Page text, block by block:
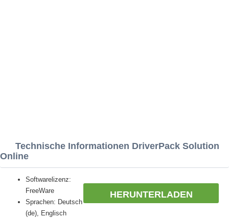
Technische Informationen DriverPack Solution
Online
HERUNTERLADEN
Softwarelizenz:
FreeWare
Sprachen: Deutsch
(de), Englisch